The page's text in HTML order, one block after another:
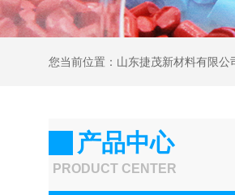
您当前位置： 山东捷茂新材料有限公
产品中心
PRODUCT CENTER